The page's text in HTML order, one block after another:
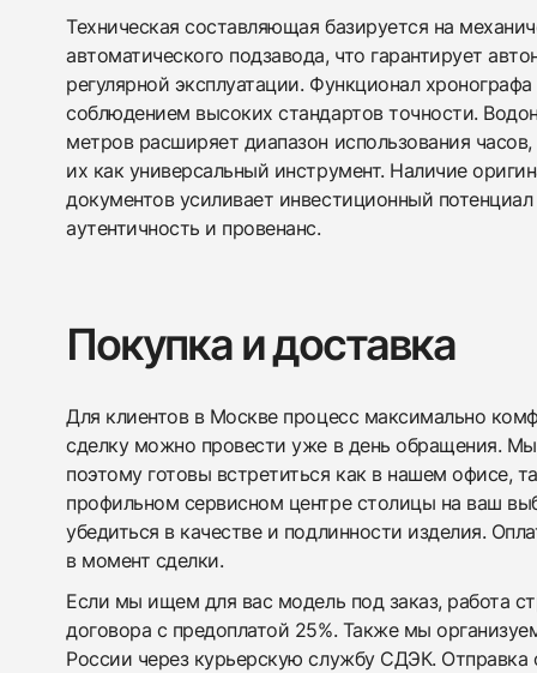
Техническая составляющая базируется на
автоматического подзавода, что гарантирует
регулярной эксплуатации. Функционал
соблюдением высоких стандартов точности.
метров расширяет диапазон использования
их как универсальный инструмент. Наличие
документов усиливает инвестиционный
аутентичность и провенанс.
Покупка и доставка
Для клиентов в Москве процесс максимально
сделку можно провести уже в день обращения.
поэтому готовы встретиться как в нашем офисе,
профильном сервисном центре столицы на ваш
убедиться в качестве и подлинности изделия.
в момент сделки.
Если мы ищем для вас модель под заказ, работа
договора с предоплатой 25%. Также мы
России через курьерскую службу СДЭК. Отправка